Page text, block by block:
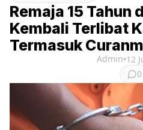
Remaja 15 Tahun
Kembali Terlibat
Termasuk
Admin•12
0